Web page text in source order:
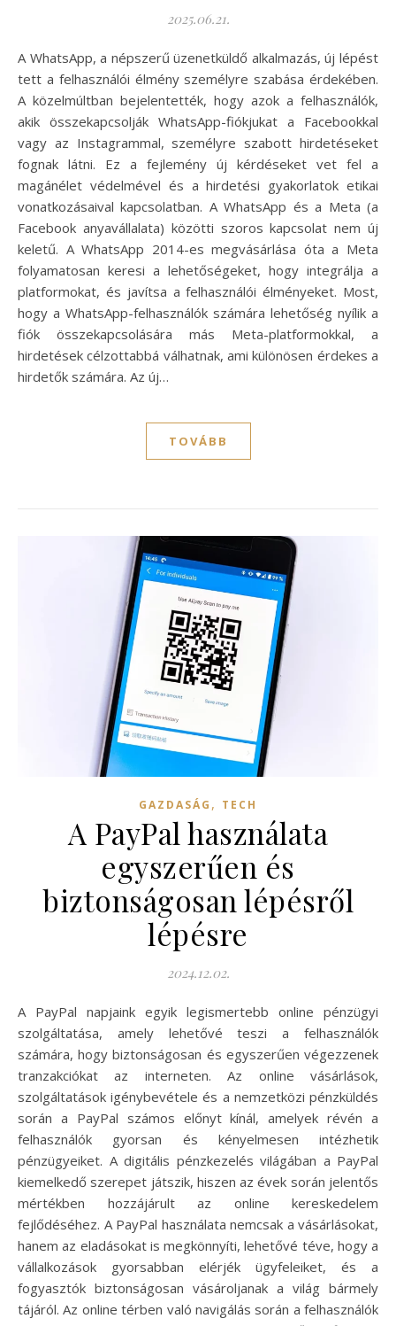
2025.06.21.
A WhatsApp, a népszerű üzenetküldő alkalmazás, új lépést
tett a felhasználói élmény személyre szabása érdekében.
A közelmúltban bejelentették, hogy azok a felhasználók,
akik összekapcsolják WhatsApp-fiókjukat a Facebookkal
vagy az Instagrammal, személyre szabott hirdetéseket
fognak látni. Ez a fejlemény új kérdéseket vet fel a
magánélet védelmével és a hirdetési gyakorlatok etikai
vonatkozásaival kapcsolatban. A WhatsApp és a Meta (a
Facebook anyavállalata) közötti szoros kapcsolat nem új
keletű. A WhatsApp 2014-es megvásárlása óta a Meta
folyamatosan keresi a lehetőségeket, hogy integrálja a
platformokat, és javítsa a felhasználói élményeket. Most,
hogy a WhatsApp-felhasználók számára lehetőség nyílik a
fiók összekapcsolására más Meta-platformokkal, a
hirdetések célzottabbá válhatnak, ami különösen érdekes a
hirdetők számára. Az új…
TOVÁBB
GAZDASÁG , TECH
A PayPal használata
egyszerűen és
biztonságosan lépésről
lépésre
2024.12.02.
A PayPal napjaink egyik legismertebb online pénzügyi
szolgáltatása, amely lehetővé teszi a felhasználók
számára, hogy biztonságosan és egyszerűen végezzenek
tranzakciókat az interneten. Az online vásárlások,
szolgáltatások igénybevétele és a nemzetközi pénzküldés
során a PayPal számos előnyt kínál, amelyek révén a
felhasználók gyorsan és kényelmesen intézhetik
pénzügyeiket. A digitális pénzkezelés világában a PayPal
kiemelkedő szerepet játszik, hiszen az évek során jelentős
mértékben hozzájárult az online kereskedelem
fejlődéséhez. A PayPal használata nemcsak a vásárlásokat,
hanem az eladásokat is megkönnyíti, lehetővé téve, hogy a
vállalkozások gyorsabban elérjék ügyfeleiket, és a
fogyasztók biztonságosan vásároljanak a világ bármely
tájáról. Az online térben való navigálás során a felhasználók